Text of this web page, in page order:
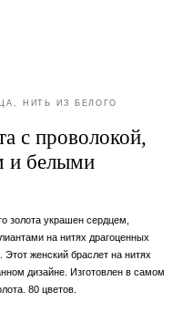
НИТЬ ИЗ БЕЛОГО
с проволокой,
и белыми
золота украшен сердцем,
на нитях драгоценных
женский браслет на нитях
дизайне. Изготовлен в самом
80 цветов.